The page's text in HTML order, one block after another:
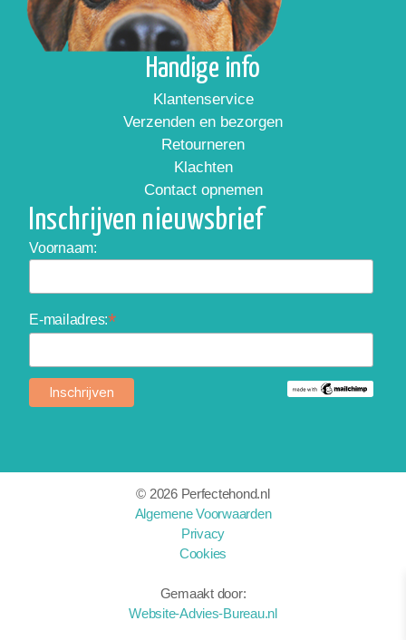
Handige info
Klantenservice
Verzenden en bezorgen
Retourneren
Klachten
Contact opnemen
Inschrijven nieuwsbrief
Voornaam:
E-mailadres:*
© 2026 Perfectehond.nl
Algemene Voorwaarden
Privacy
Cookies
Gemaakt door:
Website-Advies-Bureau.nl